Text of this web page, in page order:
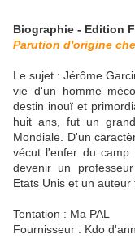
Biographie - Edition
Parution d'origine
Le sujet : Jérôme
vie d'un homme
destin inouï et
huit ans, fut un
Mondiale. D'un
vécut l'enfer du camp
devenir un
Etats Unis et un auteur
Tentation : Ma PAL
Fournisseur : Kdo